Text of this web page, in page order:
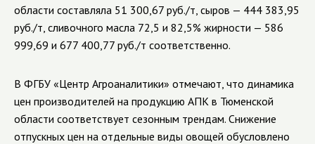
области составляла 51 300,67 руб./т, сыров — 444 383,95
руб./т, сливочного масла 72,5 и 82,5% жирности — 586
999,69 и 677 400,77 руб./т соответственно.
В ФГБУ «Центр Агроаналитики» отмечают, что динамика
цен производителей на продукцию АПК в Тюменской
области соответствует сезонным трендам. Снижение
отпускных цен на отдельные виды овощей обусловлено